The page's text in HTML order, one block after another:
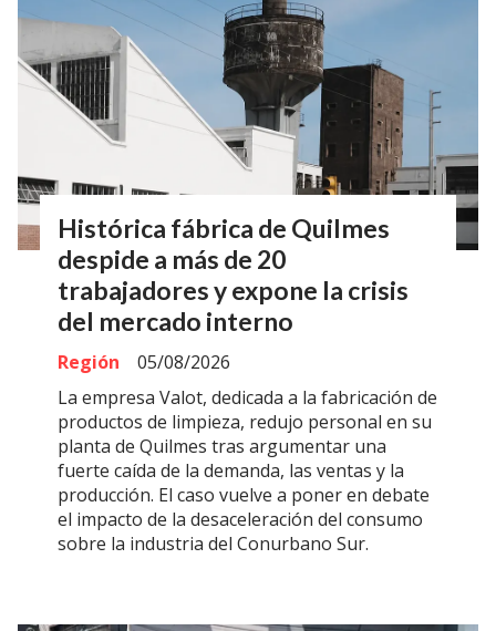
Histórica fábrica de Quilmes
despide a más de 20
trabajadores y expone la crisis
del mercado interno
Región
05/08/2026
La empresa Valot, dedicada a la fabricación de
productos de limpieza, redujo personal en su
planta de Quilmes tras argumentar una
fuerte caída de la demanda, las ventas y la
producción. El caso vuelve a poner en debate
el impacto de la desaceleración del consumo
sobre la industria del Conurbano Sur.